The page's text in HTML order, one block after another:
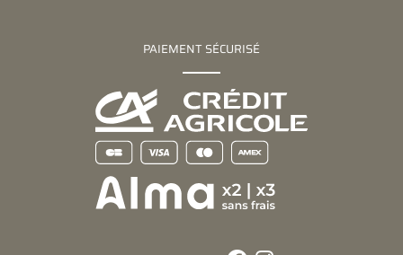
PAIEMENT SÉCURISÉ